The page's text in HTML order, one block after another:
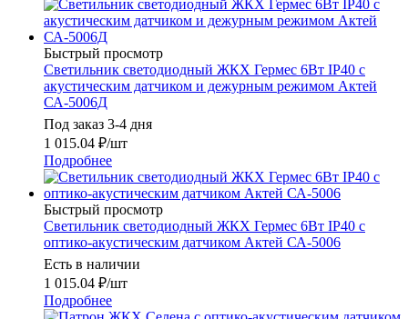
Быстрый просмотр
Светильник светодиодный ЖКХ Гермес 6Вт IP40 с
акустическим датчиком и дежурным режимом Актей
СА-5006Д
Под заказ 3-4 дня
1 015.04 ₽/шт
Подробнее
Быстрый просмотр
Светильник светодиодный ЖКХ Гермес 6Вт IP40 с
оптико-акустическим датчиком Актей СА-5006
Есть в наличии
1 015.04 ₽/шт
Подробнее